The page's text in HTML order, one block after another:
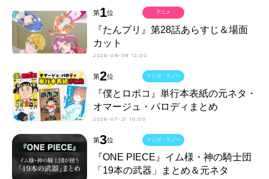
第1位
『たんプリ』第28話あらすじ＆場面
カット
2026-08-08 12:00
アニメ
第2位
『僕とロボコ』単行本表紙の元ネタ・
オマージュ・パロディまとめ
2026-07-21 10:00
マンガ・ラノベ
第3位
『ONE PIECE』イム様・神の騎士団
「19本の武器」まとめ＆元ネタ
マンガ・ラノベ